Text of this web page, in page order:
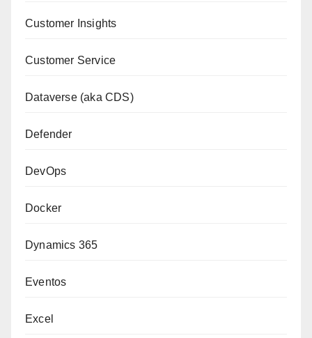
Customer Insights
Customer Service
Dataverse (aka CDS)
Defender
DevOps
Docker
Dynamics 365
Eventos
Excel